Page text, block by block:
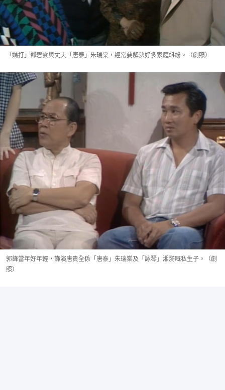
「媽打」鄧碧雲與丈夫「唐泰」朱瑞棠，經常要解決好多家庭紏紛。（劇照）
郭鋒當年好年輕，飾演唐貴全係「唐泰」朱瑞棠及「詠琴」湘漪嘅私生子。（劇
照）